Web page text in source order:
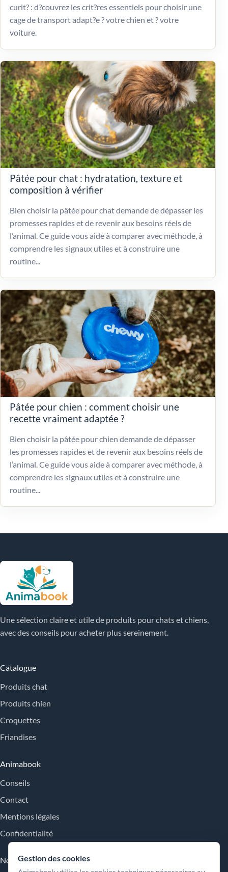
curit? : d?couvrez les crit?res essentiels pour choisir une
cage de transport adapt?e ? votre chien et ? votre
voiture.
Pâtée pour chat : hydratation, texture et
composition à vérifier
Bien choisir la pâtée pour chat demande de dépasser les
promesses rapides et de revenir aux besoins réels de
l’animal. Ce guide vous aide à comparer avec méthode, à
comprendre les signaux utiles et à construire une
routine...
Pâtée pour chien : comment choisir une
recette vraiment adaptée ?
Bien choisir la pâtée pour chien demande de dépasser
les promesses rapides et de revenir aux besoins réels de
l’animal. Ce guide vous aide à comparer avec méthode, à
comprendre les signaux utiles et à construire une
routine...
Une sélection claire et utile de produits pour chats et chiens,
avec des conseils pour acheter plus sereinement.
Catalogue
Produits chat
Produits chien
Croquettes
Friandises
Animabook
Conseils
Contact
Mentions légales
Confidentialité
Nos engagements
Gestion des cookies